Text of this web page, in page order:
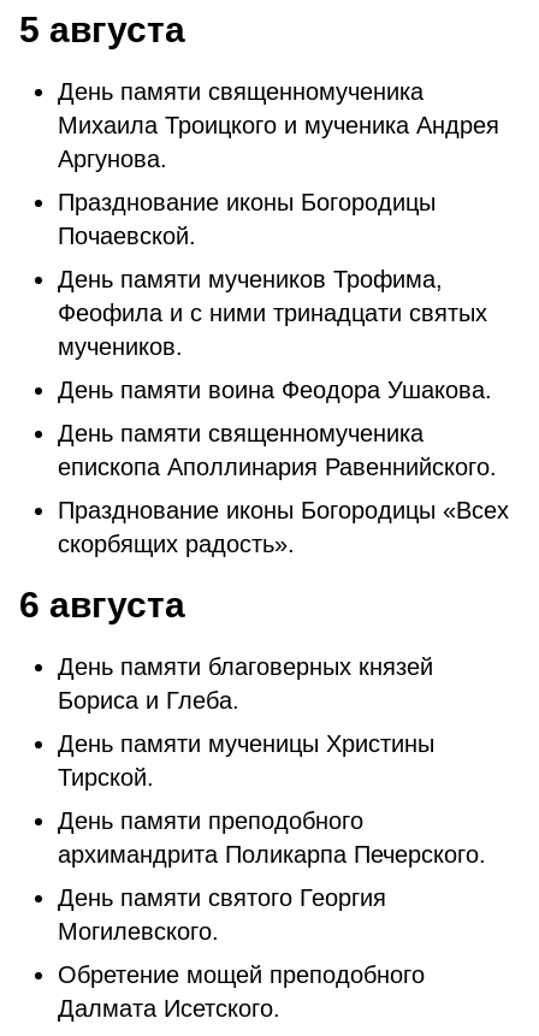
5 августа
День памяти священномученика
Михаила Троицкого и мученика Андрея
Аргунова.
Празднование иконы Богородицы
Почаевской.
День памяти мучеников Трофима,
Феофила и с ними тринадцати святых
мучеников.
День памяти воина Феодора Ушакова.
День памяти священномученика
епископа Аполлинария Равеннийского.
Празднование иконы Богородицы «Всех
скорбящих радость».
6 августа
День памяти благоверных князей
Бориса и Глеба.
День памяти мученицы Христины
Тирской.
День памяти преподобного
архимандрита Поликарпа Печерского.
День памяти святого Георгия
Могилевского.
Обретение мощей преподобного
Далмата Исетского.